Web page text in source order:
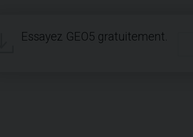
Essayez GEO5 gratuitement.